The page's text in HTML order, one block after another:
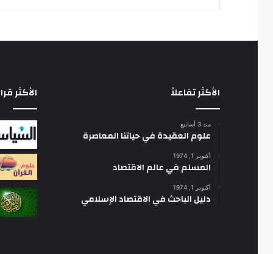
الأكثر تفاعلاً
منذ 3 أسابيع
علوم العقيدة في حياتنا المعاصرة
أكتوبر 1, 1974
المسلم في عالم الاقتصاد
أكتوبر 1, 1974
دليل الباحث في الاقتصاد الإسلامي
الأكثر